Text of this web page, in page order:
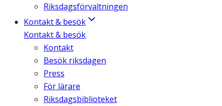
Riksdagsförvaltningen
Kontakt & besök
Kontakt & besök
Kontakt
Besök riksdagen
Press
För lärare
Riksdagsbiblioteket